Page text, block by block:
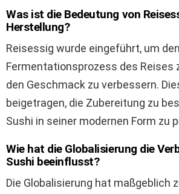
Was ist die Bedeutung von
Herstellung?
Reisessig wurde eingeführt, um den
Fermentationsprozess des Reises
den Geschmack zu verbessern.
beigetragen, die Zubereitung zu
Sushi in seiner modernen Form zu
Wie hat die Globalisierung die
Sushi beeinflusst?
Die Globalisierung hat maßgeblich